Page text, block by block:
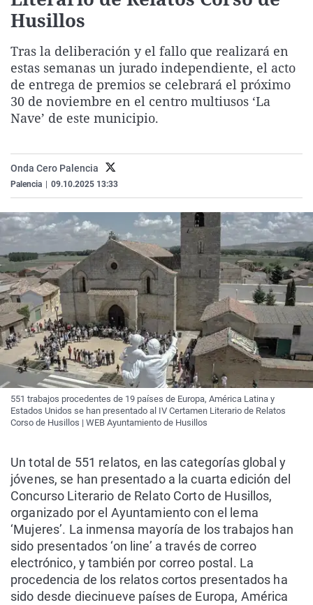
Como el perro y el
Equipo de
Operación Viuda
La Rioja
Navarra
País Vasco
Elecciones
Husillos
Tras la deliberación y el fallo que realizará en
estas semanas un jurado independiente, el acto
de entrega de premios se celebrará el próximo
30 de noviembre en el centro multiusos ‘La
Nave’ de este municipio.
Onda Cero Palencia
Palencia 09.10.2025 13:33
551 trabajos procedentes de 19 países de Europa, América Latina y
Estados Unidos se han presentado al IV Certamen Literario de Relatos
Corso de Husillos | WEB Ayuntamiento de Husillos
Un total de 551 relatos, en las categorías global y
jóvenes, se han presentado a la cuarta edición del
Concurso Literario de Relato Corto de Husillos,
organizado por el Ayuntamiento con el lema
‘Mujeres’. La inmensa mayoría de los trabajos han
sido presentados ‘on line’ a través de correo
electrónico, y también por correo postal. La
procedencia de los relatos cortos presentados ha
sido desde diecinueve países de Europa, América